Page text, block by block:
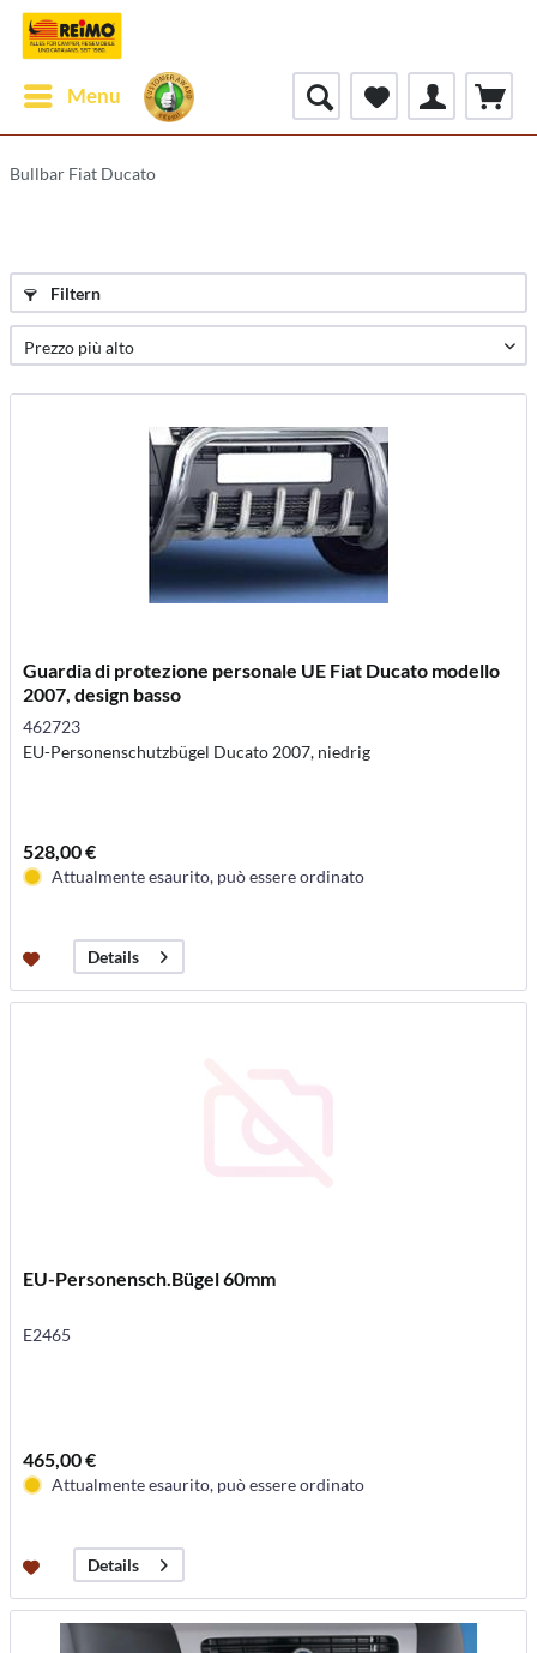
Menu
Bullbar Fiat Ducato
Filtern
Guardia di protezione personale UE Fiat Ducato modello
2007, design basso
462723
EU-Personenschutzbügel Ducato 2007, niedrig
528,00 €
Attualmente esaurito, può essere ordinato
Details
EU-Personensch.Bügel 60mm
E2465
465,00 €
Attualmente esaurito, può essere ordinato
Details